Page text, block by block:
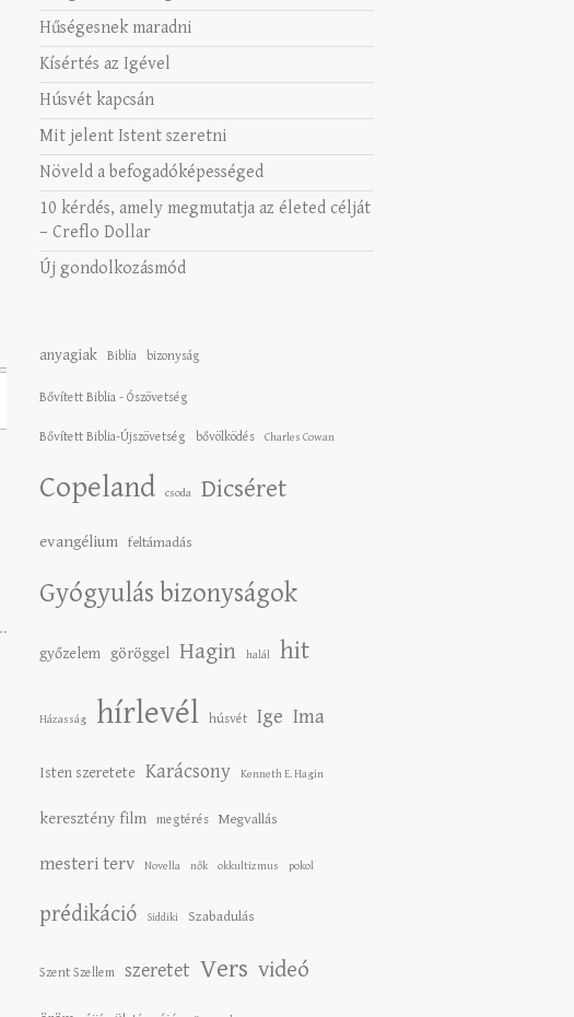
Hűségesnek maradni
Kísértés az Igével
Húsvét kapcsán
Mit jelent Istent szeretni
Növeld a befogadóképességed
10 kérdés, amely megmutatja az életed célját
– Creflo Dollar
Új gondolkozásmód
anyagiak Biblia bizonyság
Bővített Biblia - Ószövetség
Bővített Biblia-Újszövetség bővölködés Charles Cowan
Copeland csoda Dicséret
evangélium feltámadás
Gyógyulás bizonyságok
győzelem göröggel Hagin halál hit
Házasság hírlevél húsvét Ige Ima
Isten szeretete Karácsony Kenneth E. Hagin
keresztény film megtérés Megvallás
mesteri terv Novella nők okkultizmus pokol
prédikáció Siddiki Szabadulás
Szent Szellem szeretet Vers videó